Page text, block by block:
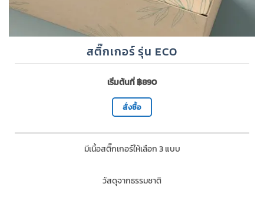
สติ๊กเกอร์ รุ่น ECO
เริ่มต้นที่ ฿890
สั่งซื้อ
มีเนื้อสติ๊กเกอร์ให้เลือก 3 แบบ
วัสดุจากธรรมชาติ